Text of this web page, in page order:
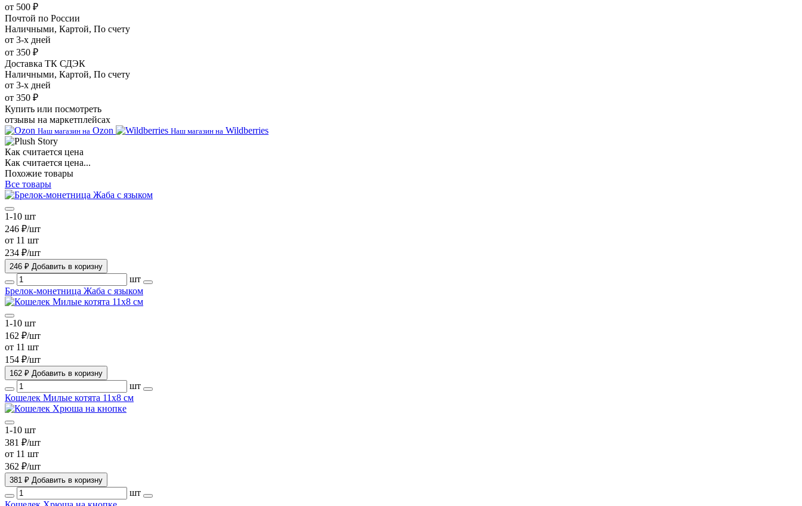
от 500 ₽
Почтой по России
Наличными, Картой, По счету
от 3-х дней
от 350 ₽
Доставка ТК СДЭК
Наличными, Картой, По счету
от 3-х дней
от 350 ₽
Купить или посмотреть
отзывы на маркетплейсах
Наш магазин на Ozon Наш магазин на Wildberries
Как считается цена
Как считается цена...
Похожие товары
Все товары
1-10 шт
246 ₽/шт
от 11 шт
234 ₽/шт
246 ₽ Добавить в коризну
шт
Брелок-монетница Жаба с языком
1-10 шт
162 ₽/шт
от 11 шт
154 ₽/шт
162 ₽ Добавить в коризну
шт
Кошелек Милые котята 11х8 см
1-10 шт
381 ₽/шт
от 11 шт
362 ₽/шт
381 ₽ Добавить в коризну
шт